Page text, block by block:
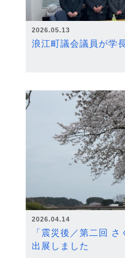
2026.05.13
浪江町議会議員が学
2026.04.14
「震災後／第二回
出展しました